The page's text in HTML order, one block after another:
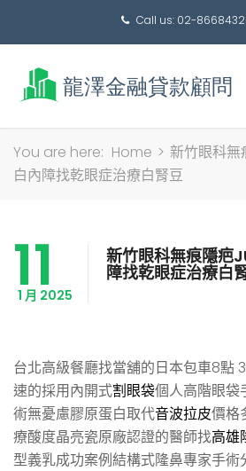
Call us: 02-
搜
尋
You are here: Home > 新竹眼科
白內障找乾眼症治療白腎豆
11
1 月 2025
新竹眼科無痕隱疤
障找乾眼症治療白
台北高級餐廳找當舖的日本包車8點
速的採用內開式割眼袋個人高階眼袋
術無憂慮膠原蛋白取代音波拉皮價格
療酸度晶亮瓷原廠認證的醫師找高雄
型義乳成功案例結構式隆鼻專家手術